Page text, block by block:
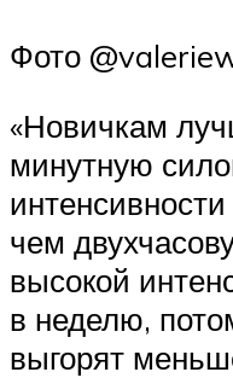
Фото
«Новичкам
минутную
чем
высокой
в неделю,
выгорят